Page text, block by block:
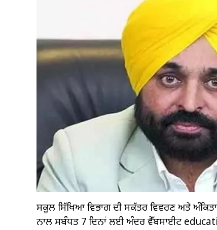
ਸਕੂਲ ਸਿੱਖਿਆ ਵਿਭਾਗ ਦੀ ਸਕੱਤਰ ਵਿਵਰਣ ਅਤੇ
ਨਾਲ ਸਬੰਧਤ 7 ਦਿਨਾਂ ਲਈ ਅੰਦਰ ਵੈੱਬਸਾਈਟ